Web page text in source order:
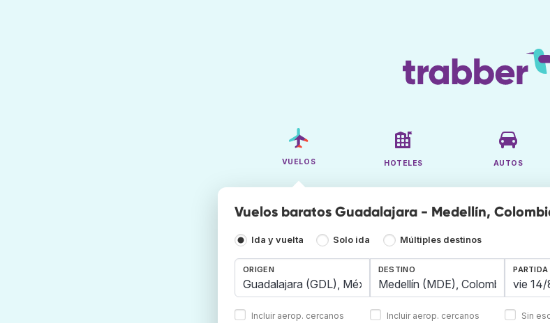
VUELOS HOTELES AUTOS
Vuelos baratos Guadalajara - Medellín,
Ida y vuelta Solo ida Múltiples destinos
ORIGEN
Incluir aerop. cercanos
DESTINO
Incluir aerop. cercanos
PARTIDA
Sin